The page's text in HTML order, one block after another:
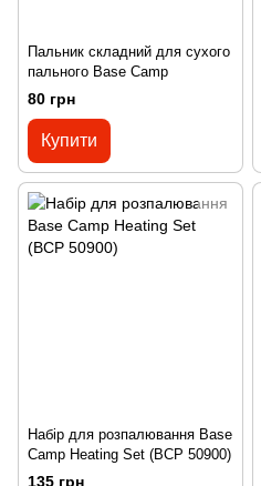
Пальник складний для сухого
пального Base Camp
80 грн
Купити
Набір для розпалювання Base
Camp Heating Set (BCP 50900)
135 грн